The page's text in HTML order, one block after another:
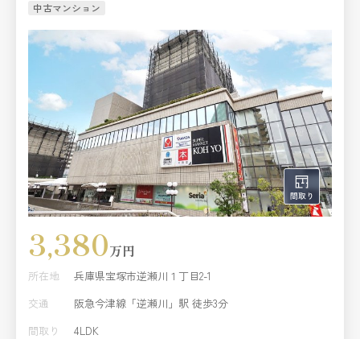
中古マンション
3,380万円
所在地
兵庫県宝塚市逆瀬川１丁目2-1
交通
阪急今津線「逆瀬川」駅 徒歩3分
間取り
4LDK